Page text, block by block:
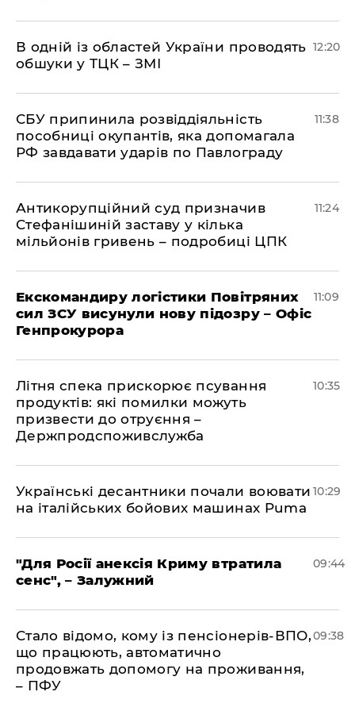
В одній із областей України проводять
обшуки у ТЦК – ЗМІ
12:20
СБУ припинила розвіддіяльність
пособниці окупантів, яка допомагала
РФ завдавати ударів по Павлограду
11:38
Антикорупційний суд призначив
Стефанішиній заставу у кілька
мільйонів гривень – подробиці ЦПК
11:24
Екскомандиру логістики Повітряних
сил ЗСУ висунули нову підозру – Офіс
Генпрокурора
11:09
Літня спека прискорює псування
продуктів: які помилки можуть
призвести до отруєння –
Держпродспоживслужба
10:35
Українські десантники почали воювати
на італійських бойових машинах Puma
10:29
"Для Росії анексія Криму втратила
сенс", – Залужний
09:44
Стало відомо, кому із пенсіонерів-ВПО,
що працюють, автоматично
продовжать допомогу на проживання,
– ПФУ
09:38